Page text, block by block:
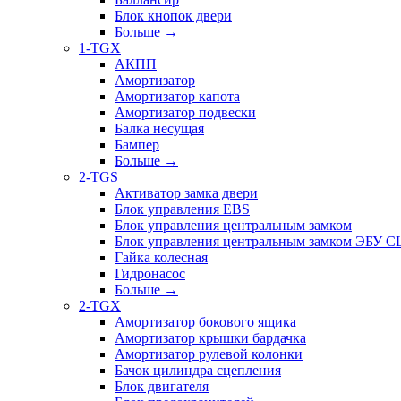
Блок кнопок двери
Больше →
1-TGX
АКПП
Амортизатор
Амортизатор капота
Амортизатор подвески
Балка несущая
Бампер
Больше →
2-TGS
Активатор замка двери
Блок управления EBS
Блок управления центральным замком
Блок управления центральным замком ЭБУ
Гайка колесная
Гидронасос
Больше →
2-TGX
Амортизатор бокового ящика
Амортизатор крышки бардачка
Амортизатор рулевой колонки
Бачок цилиндра сцепления
Блок двигателя